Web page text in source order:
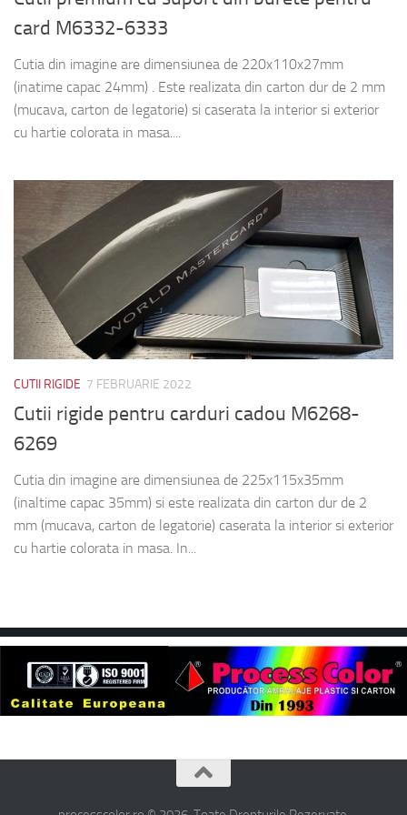
card M6332-6333
Cutia din imagine are dimensiunea de 220x110x27mm
(inatime capac 24mm) . Este realizata din carton dur de 2 mm
(mucava, carton de legatorie) si caserata la interior si exterior
cu hartie colorata in masa....
CUTII RIGIDE 7 FEBRUARIE 2022
Cutii rigide pentru carduri cadou M6268-
6269
Cutia din imagine are dimensiunea de 225x115x35mm
(inaltime capac 35mm) si este realizata din carton dur de 2
mm (mucava, carton de legatorie) caserata la interior si exterior
cu hartie colorata in masa. In...